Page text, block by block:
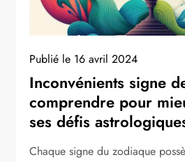
Publié le 16 avril 2024
Inconvénients signe
comprendre pour
ses défis
Chaque signe du zodiaque